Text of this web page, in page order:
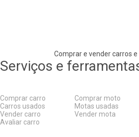
Comprar e vender carros
Serviços e
Comprar carro
Carros usados
Vender carro
Avaliar carro
Comprar moto
Motas usadas
Vender mota